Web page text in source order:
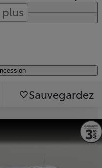
plus
Sauvegardez